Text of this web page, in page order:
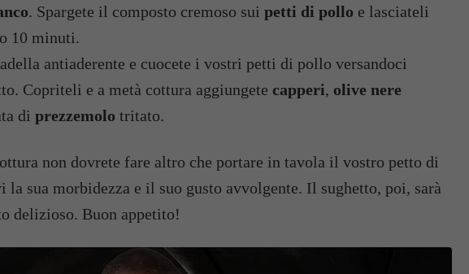
. Spargete il composto cremoso sui petti di pollo e lasciateli
10 minuti.
antiaderente e cuocete i vostri petti di pollo versandoci
Copriteli e a metà cottura aggiungete capperi, olive nere
di prezzemolo tritato.
non dovrete fare altro che portare in tavola il vostro petto di
sua morbidezza e il suo gusto avvolgente. Il sughetto, poi, sarà
delizioso. Buon appetito!